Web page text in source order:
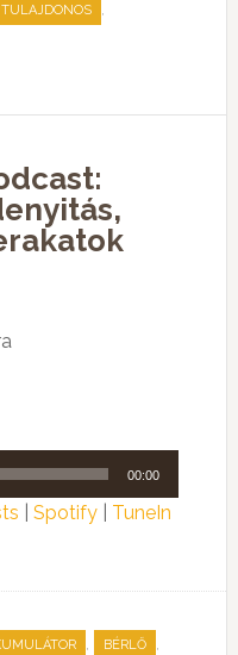
TULAJDONOS ,
00:00
Spotify| TuneIn
, BÉRLŐ ,